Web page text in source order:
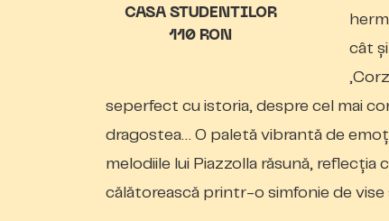
CASA STUDENTILOR
110 RON
cât
seperfect cu istoria, despre cel mai
dragostea… O paletă vibrantă de
melodiile lui Piazzolla răsună,
călătorească printr-o simfonie de vise